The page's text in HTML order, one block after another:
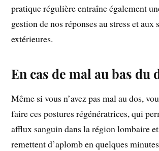
pratique régulière entraîne également
gestion de nos réponses au stress et
extérieures.
En cas de mal au bas du
Même si vous n’avez pas mal au dos,
faire ces postures régénératrices, qui
afflux sanguin dans la région lombaire
remettent d’aplomb en quelques